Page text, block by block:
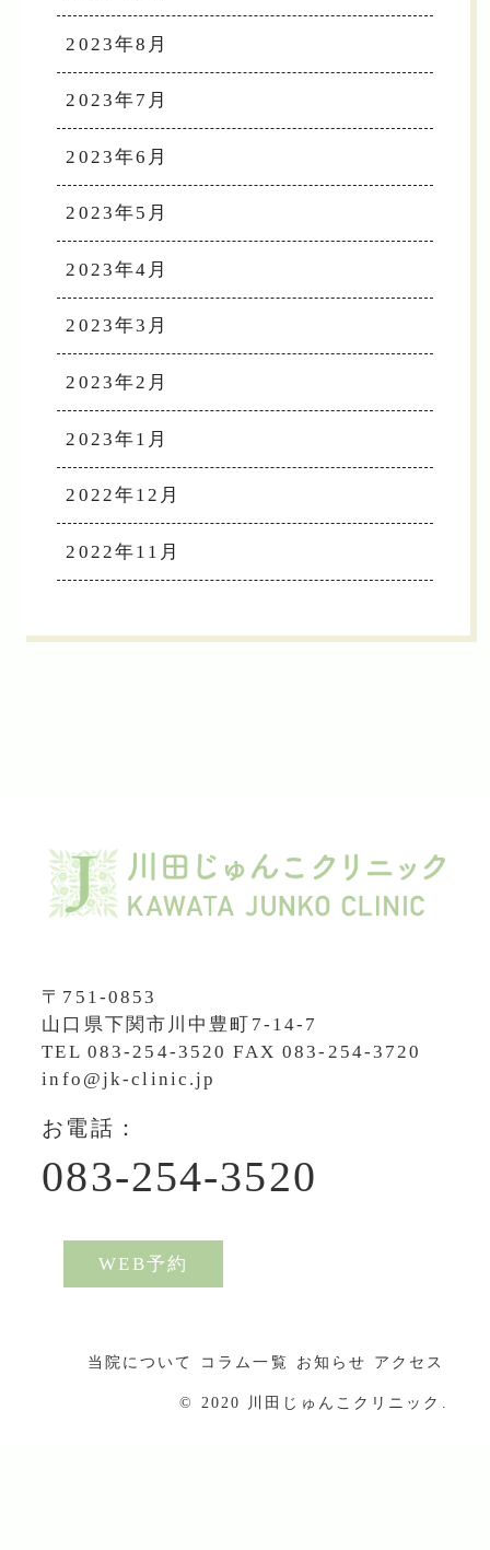
2023年8月
2023年7月
2023年6月
2023年5月
2023年4月
2023年3月
2023年2月
2023年1月
2022年12月
2022年11月
〒751-0853
山口県下関市川中豊町7-14-7
TEL 083-254-3520 FAX 083-254-3720
info@jk-clinic.jp
お電話：
083-254-3520
WEB予約
当院について コラム一覧 お知らせ アクセス
© 2020 川田じゅんこクリニック.